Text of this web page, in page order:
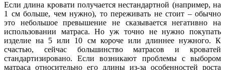
Если длина кровати получается нестандартной (например, на
1 см больше, чем нужно), то переживать не стоит – обычно
это небольшое превышение не сказывается негативно на
использовании матраса. Но уж точно не нужно покупать
изделие на 5 или 10 см короче или длиннее нужного. К
счастью, сейчас большинство матрасов и кроватей
стандартизировано. Если возникают проблемы с выбором
матраса относительно его длины из-за особенностей роста